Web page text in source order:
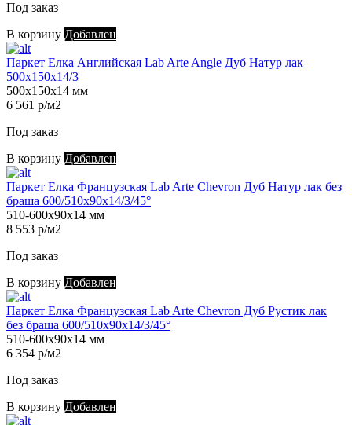
Под заказ
В корзину Добавлен
Паркет Елка Английская Lab Arte Angle Дуб Натур лак
500х150х14/3
500х150х14 мм
6 561 р/м2
Под заказ
В корзину Добавлен
Паркет Елка Французская Lab Arte Chevron Дуб Натур лак без
браша 600/510х90х14/3/45°
510-600х90х14 мм
8 553 р/м2
Под заказ
В корзину Добавлен
Паркет Елка Французская Lab Arte Chevron Дуб Рустик лак
без браша 600/510х90х14/3/45°
510-600х90х14 мм
6 354 р/м2
Под заказ
В корзину Добавлен